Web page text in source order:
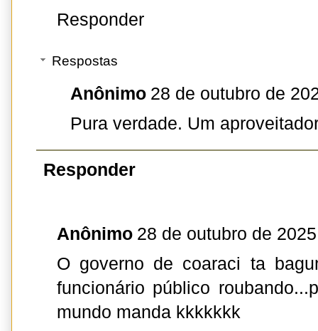
Responder
Respostas
Anônimo 28 de outubro de
Pura verdade. Um
Responder
Anônimo 28 de outubro de
O governo de coaraci ta
funcionário público
mundo manda kkkkkkk